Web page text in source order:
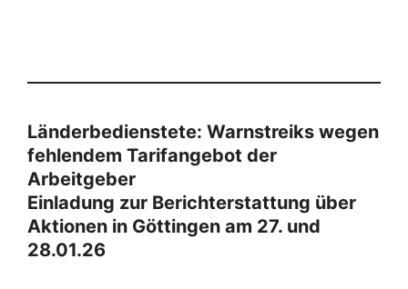
Länderbedienstete: Warnstreiks wegen
fehlendem Tarifangebot der
Arbeitgeber
Einladung zur Berichterstattung über
Aktionen in Göttingen am 27. und
28.01.26